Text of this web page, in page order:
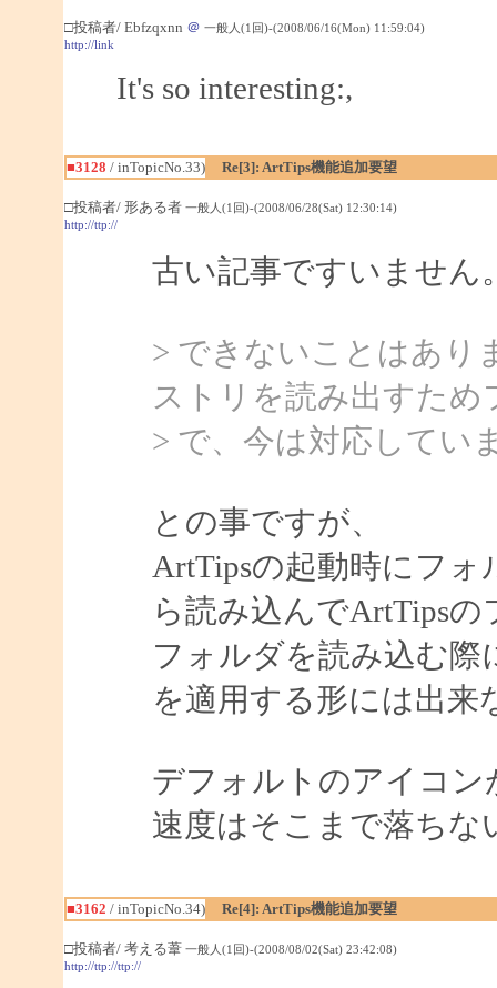
□投稿者/ Ebfzqxnn ＠ 一般人(1回)-(2008/06/16(Mon) 11:59:04)
http://link
It's so interesting:,
■3128 / inTopicNo.33) Re[3]: ArtTips機能追加要望
□投稿者/ 形ある者 一般人(1回)-(2008/06/28(Sat) 12:30:14)
http://ttp://
古い記事ですいません
> できないことはあり
ストリを読み出すた
> で、今は対応してい
との事ですが、
ArtTipsの起動時にフ
ら読み込んでArtTips
フォルダを読み込む
を適用する形には出来
デフォルトのアイコ
速度はそこまで落ち
■3162 / inTopicNo.34) Re[4]: ArtTips機能追加要望
□投稿者/ 考える葦 一般人(1回)-(2008/08/02(Sat) 23:42:08)
http://ttp://ttp://